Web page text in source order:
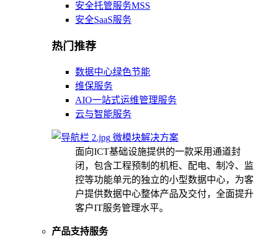
安全托管服务MSS
安全SaaS服务
热门推荐
数据中心绿色节能
维保服务
AIO一站式运维管理服务
云与智能服务
微模块解决方案
面向ICT基础设施提供的一款采用通道封
闭，包含工程预制的机柜、配电、制冷、监
控等功能单元的独立的小型数据中心，为客
户提供数据中心整体产品及交付，全面提升
客户IT服务管理水平。
产品支持服务